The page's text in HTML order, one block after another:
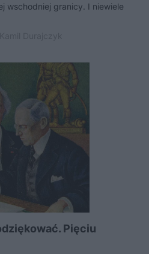
wschodniej granicy. I niewiele
Pięciu